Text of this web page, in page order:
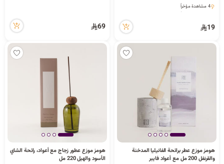
4 مشاهدة مؤخراً
19
69
هومز موزع عطر برائحة الفانيليا المدخنة
والقرنفل 200 مل مع أعواد فايبر
هومز موزع عطور زجاج مع أعواد، رائحة الشاي
الأسود والهيل 220 مل